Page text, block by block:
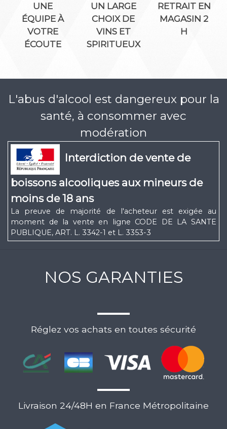
UNE
ÉQUIPE À
VOTRE
ÉCOUTE
UN LARGE
CHOIX DE
VINS ET
SPIRITUEUX
RETRAIT EN
MAGASIN 2
H
L'abus d'alcool est dangereux pour la
santé, à consommer avec
modération
Interdiction de vente de
boissons alcooliques aux mineurs de
moins de 18 ans
La preuve de majorité de l'acheteur est exigée au
moment de la vente en ligne CODE DE LA SANTE
PUBLIQUE, ART. L. 3342-1 et L. 3353-3
NOS GARANTIES
Réglez vos achats en toutes sécurité
Livraison 24/48H en France Métropolitaine